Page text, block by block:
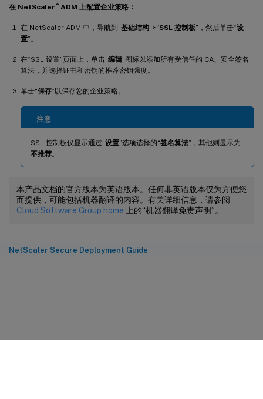
在 NetScaler ®ADM 上配置企业策略：
在 NetScaler ADM 中，导航到“基础结构”>“SSL 控制板”，然后单击“设
置”。
在“SSL 设置”页面上，单击“编辑”图标以添加所有受信任的 CA、安全签名
算法，并选择证书和密钥的推荐密钥强度。
单击“保存”以保存您的企业策略。
注意
SSL 控制板仅显示通过“设置”选项选择的“签名算法”，其他则显示为
不推荐。
本产品文档的官方版本为英语版本。任何非英语版本仅为方便您
而提供，可能包括机器翻译的内容。有关详细信息，请参阅
Cloud Software Group home 上的“机器翻译免责声明”。
NetScaler Secure Deployment Guide